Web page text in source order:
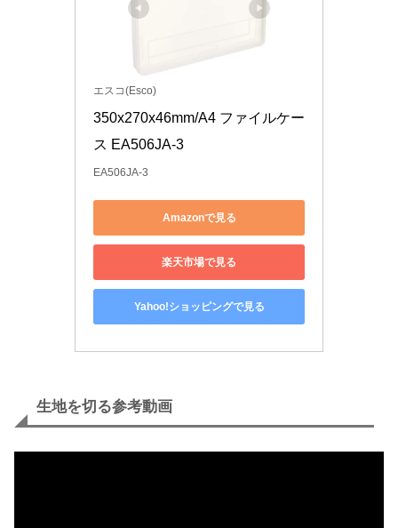
エスコ(Esco)
350x270x46mm/A4 ファイルケー
ス EA506JA-3
EA506JA-3
Amazonで見る
楽天市場で見る
Yahoo!ショッピングで見る
生地を切る参考動画